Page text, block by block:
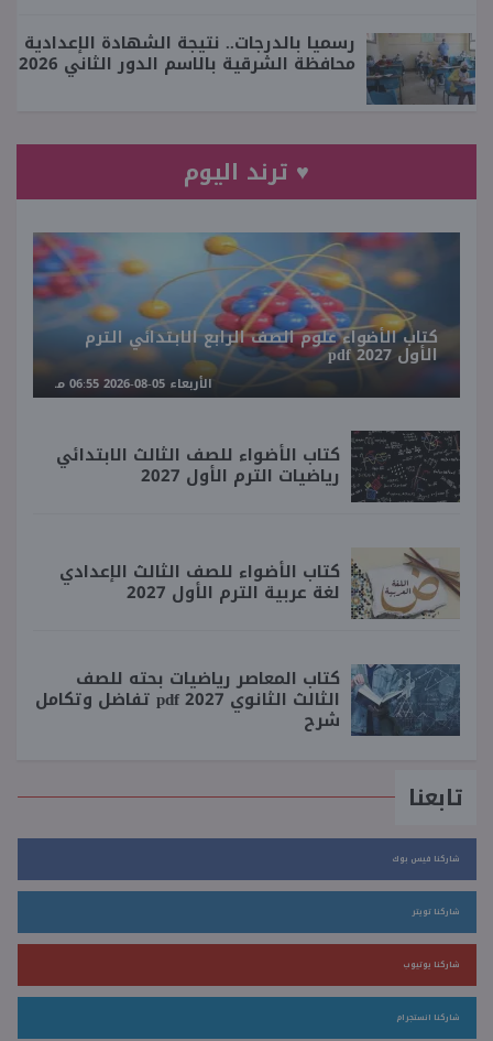
رسميا بالدرجات.. نتيجة الشهادة الإعدادية
محافظة الشرقية بالاسم الدور الثاني 2026
♥ ترند اليوم
كتاب الأضواء علوم الصف الرابع الابتدائي الترم
الأول 2027 pdf
الأربعاء 05-08-2026 06:55 مـ
كتاب الأضواء للصف الثالث الابتدائي
رياضيات الترم الأول 2027
كتاب الأضواء للصف الثالث الإعدادي
لغة عربية الترم الأول 2027
كتاب المعاصر رياضيات بحته للصف
الثالث الثانوي 2027 pdf تفاضل وتكامل
شرح
تابعنا
شاركنا فيس بوك
شاركنا تويتر
شاركنا يوتيوب
شاركنا انستجرام